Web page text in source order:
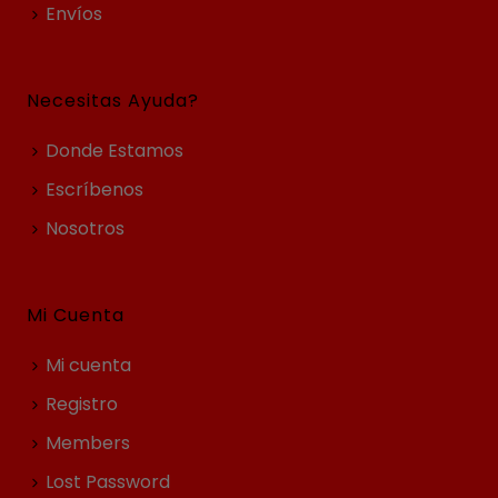
Envíos
Necesitas Ayuda?
Donde Estamos
Escríbenos
Nosotros
Mi Cuenta
Mi cuenta
Registro
Members
Lost Password